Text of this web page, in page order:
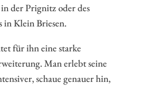
der Prignitz oder des
in Klein Briesen.
für ihn eine starke
Man erlebt seine
schaue genauer hin,